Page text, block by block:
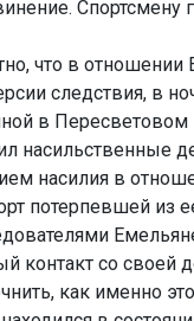
Спортсмену
что в
следствия, в
в
насильственные
насилия в
потерпевшей из
контакт со своей
как именно